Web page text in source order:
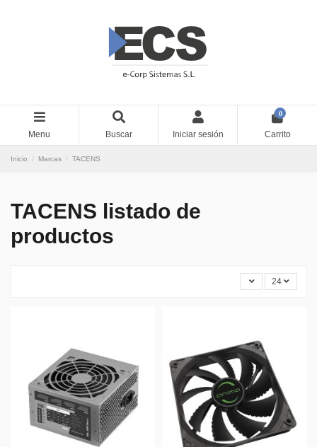
Menu Buscar Iniciar sesión
0
Carrito
Inicio Marcas TACENS
TACENS listado de
productos
24